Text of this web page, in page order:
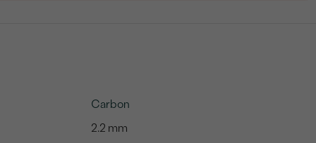
Carbon
2.2 mm